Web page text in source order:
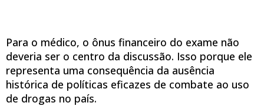
Para o médico, o ônus financeiro do exame não
deveria ser o centro da discussão. Isso porque ele
representa uma consequência da ausência
histórica de políticas eficazes de combate ao uso
de drogas no país.